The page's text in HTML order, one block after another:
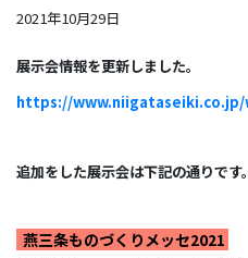
2021年10月29日
展示会情報を更新しました。
https://
追加をした展示会は下記の通りです。
燕三条ものづくりメッセ2021